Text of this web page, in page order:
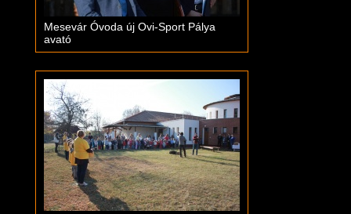
Mesevár Óvoda új Ovi-Sport Pálya
avató